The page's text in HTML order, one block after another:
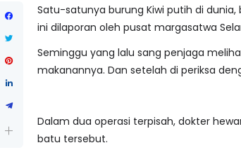
Satu-satunya burung Kiwi putih di
ini dilaporan oleh pusat margasatwa
Seminggu yang lalu sang penjaga
makanannya. Dan setelah di periksa
Dalam dua operasi terpisah, dokter
batu tersebut.